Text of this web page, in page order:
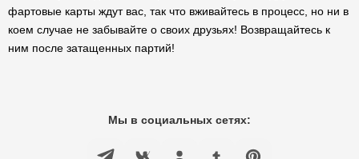
фартовые карты ждут вас, так что вживайтесь в процесс, но ни в
коем случае не забывайте о своих друзьях! Возвращайтесь к
ним после затащенных партий!
Мы в социальных сетях: